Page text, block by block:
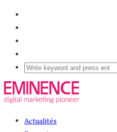
Actualités